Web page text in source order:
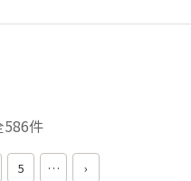
586件
5 … ›